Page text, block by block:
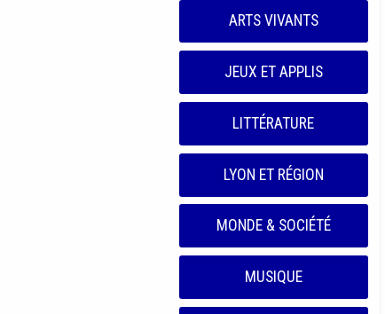
ARTS VIVANTS
JEUX ET APPLIS
LITTÉRATURE
LYON ET RÉGION
MONDE & SOCIÉTÉ
MUSIQUE